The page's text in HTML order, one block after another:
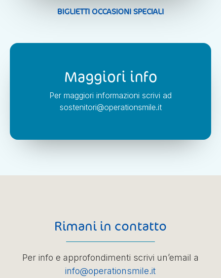
BIGLIETTI OCCASIONI SPECIALI
Maggiori info
Per maggiori informazioni scrivi ad
sostenitori@operationsmile.it
Rimani in contatto
Per info e approfondimenti scrivi un’email a
info@operationsmile.it